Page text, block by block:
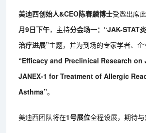
美迪西创始人&CEO陈春麟博士受邀出席
月9日下午，主持分会场一：“JAK-STAT
治疗进展”主题，并为到场的专家学者、
“Efficacy and Preclinical Research
JANEX-1 for Treatment of Allergic
Asthma”。
美迪西团队将在1号展位全程设展，期待与